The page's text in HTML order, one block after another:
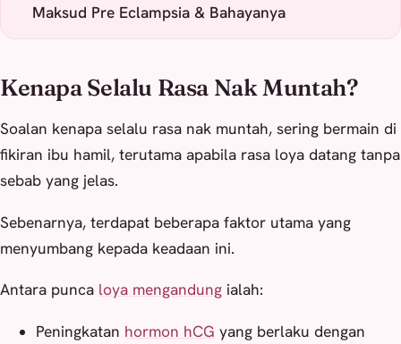
Maksud Pre Eclampsia & Bahayanya
Kenapa Selalu Rasa Nak Muntah?
Soalan kenapa selalu rasa nak muntah, sering bermain di
fikiran ibu hamil, terutama apabila rasa loya datang tanpa
sebab yang jelas.
Sebenarnya, terdapat beberapa faktor utama yang
menyumbang kepada keadaan ini.
Antara punca loya mengandung ialah:
Peningkatan hormon hCG yang berlaku dengan